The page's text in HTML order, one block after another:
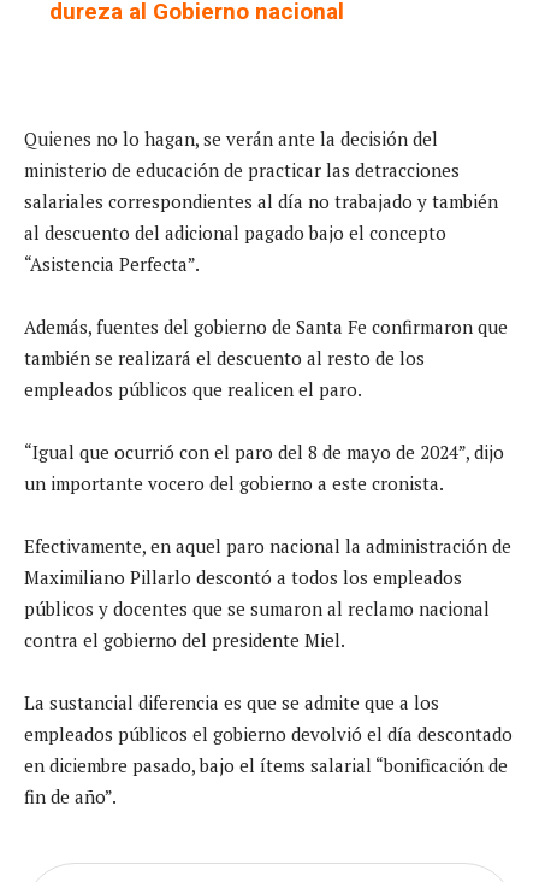
dureza al Gobierno nacional
Quienes no lo hagan, se verán ante la decisión del
ministerio de educación de practicar las detracciones
salariales correspondientes al día no trabajado y también
al descuento del adicional pagado bajo el concepto
“Asistencia Perfecta”.
Además, fuentes del gobierno de Santa Fe confirmaron que
también se realizará el descuento al resto de los
empleados públicos que realicen el paro.
“Igual que ocurrió con el paro del 8 de mayo de 2024”, dijo
un importante vocero del gobierno a este cronista.
Efectivamente, en aquel paro nacional la administración de
Maximiliano Pillarlo descontó a todos los empleados
públicos y docentes que se sumaron al reclamo nacional
contra el gobierno del presidente Miel.
La sustancial diferencia es que se admite que a los
empleados públicos el gobierno devolvió el día descontado
en diciembre pasado, bajo el ítems salarial “bonificación de
fin de año”.